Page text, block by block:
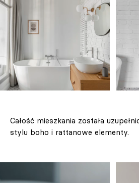
Całość mieszkania została
stylu boho i rattanowe elementy.